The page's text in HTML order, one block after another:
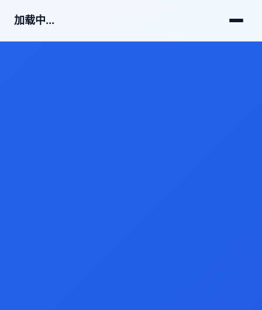
加载中...